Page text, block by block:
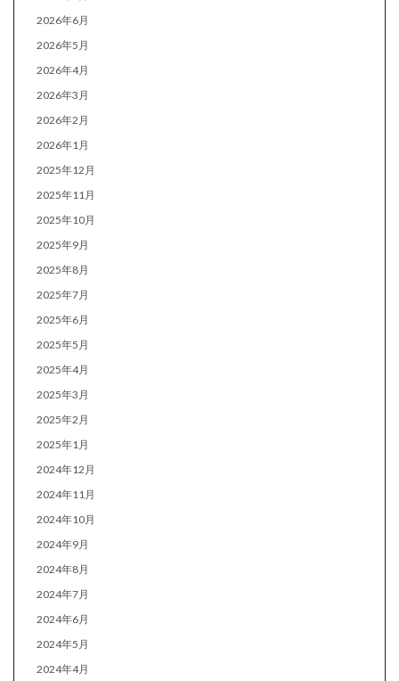
2026年6月
2026年5月
2026年4月
2026年3月
2026年2月
2026年1月
2025年12月
2025年11月
2025年10月
2025年9月
2025年8月
2025年7月
2025年6月
2025年5月
2025年4月
2025年3月
2025年2月
2025年1月
2024年12月
2024年11月
2024年10月
2024年9月
2024年8月
2024年7月
2024年6月
2024年5月
2024年4月